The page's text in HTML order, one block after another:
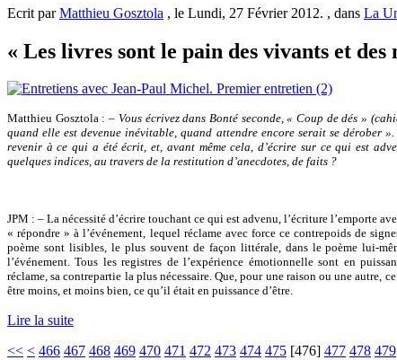
Ecrit parMatthieu Gosztola , le Lundi, 27 Février 2012. , dans La
« Les livres sont le pain des vivants et des
Matthieu Gosztola : – Vous écrivez dans Bonté seconde, « Coup de dés »
quand elle est devenue inévitable, quand attendre encore serait se dérober
revenir à ce qui a été écrit, et, avant même cela, d’écrire sur ce qui est
quelques indices, au travers de la restitution d’anecdotes, de faits ?
JPM : – La nécessité d’écrire touchant ce qui est advenu, l’écriture l’emporte
« répondre » à l’événement, lequel réclame avec force ce contrepoids de
poème sont lisibles, le plus souvent de façon littérale, dans le poème lui-
l’événement. Tous les registres de l’expérience émotionnelle sont en
réclame, sa contrepartie la plus nécessaire. Que, pour une raison ou une autre,
être moins, et moins bien, ce qu’il était en puissance d’être.
Lire la suite
<< < 466 467 468 469 470 471 472 473 474 475 [476] 477 478 479